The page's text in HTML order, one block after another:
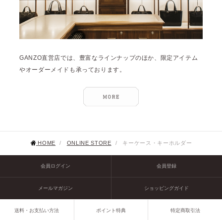
GANZO直営店では、豊富なラインナップのほか、限定アイテム
やオーダーメイドも承っております。
HOME / ONLINE STORE / キーケース・キーホルダー
会員ログイン 会員登録
メールマガジン ショッピングガイド
送料・お支払い方法 ポイント特典 特定商取引法